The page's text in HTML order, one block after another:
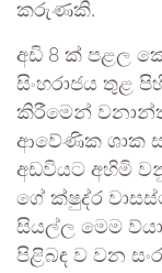
කරුණකි.
අඩි 8 ක් පළල
සිංහරාජය තුළ
කිරීමෙන්
ආවේණික ශාක
අඩවියට අහිමි
ගේ ක්ෂුද්ර
සියල්ල මෙම
පිළිබඳ ව වන